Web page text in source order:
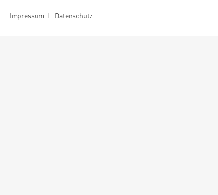
Impressum | Datenschutz